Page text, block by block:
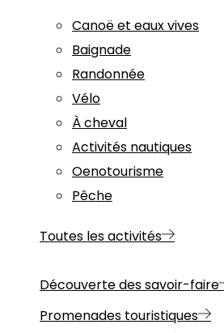
Canoë et eaux vives
Baignade
Randonnée
Vélo
À cheval
Activités nautiques
Oenotourisme
Pêche
Toutes les activités
Découverte des savoir-faire
Promenades touristiques